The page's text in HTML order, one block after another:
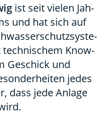
ist seit vie­len Jah­
und hat sich auf
Know-
Geschick und
jedes
dass jede Anla­ge